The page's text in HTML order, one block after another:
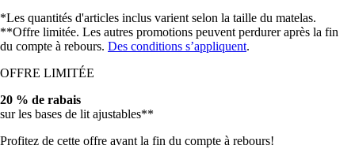
*Les quantités d'articles inclus varient selon la taille du matelas.
**Offre limitée. Les autres promotions peuvent perdurer après la fin
du compte à rebours. Des conditions s’appliquent.
OFFRE LIMITÉE
20 % de rabais
sur les bases de lit ajustables**
Profitez de cette offre avant la fin du compte à rebours!